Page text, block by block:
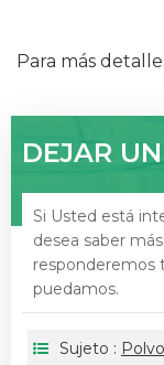
Para más
DEJAR
Si Usted está
desea saber
responderemos
puedamos.
Sujeto :